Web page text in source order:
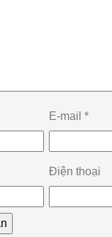
E-mail *
Điện thoại